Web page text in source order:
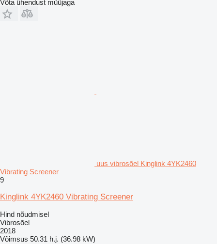
Võta ühendust müüjaga
uus vibrosõel Kinglink 4YK2460
Vibrating Screener
9
Kinglink 4YK2460 Vibrating Screener
Hind nõudmisel
Vibrosõel
2018
Võimsus 50.31 h.j. (36.98 kW)